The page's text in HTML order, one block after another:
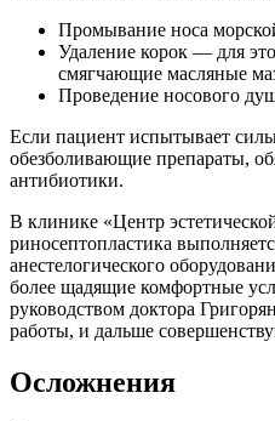
Промывание носа
Удаление корок — для
смягчающие масляные
Проведение носового
Если пациент испытывает
обезболивающие препараты,
антибиотики.
В клинике «Центр
риносептопластика
анестелогического
более щадящие комфортные
руководством доктора
работы, и дальше
Осложнения